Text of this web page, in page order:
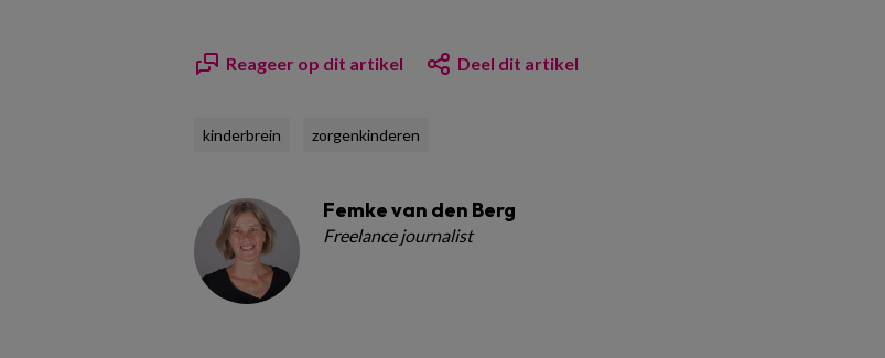
Reageer op dit artikel Deel dit artikel
kinderbrein zorgenkinderen
Femke van den Berg
Freelance journalist